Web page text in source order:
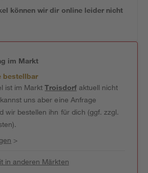
können wir dir online leider nicht
im Markt
bestellbar
ist im MarktTroisdorfaktuell nicht
uns aber eine Anfrage
wir bestellen ihn für dich (ggf. zzgl.
>
in anderen Märkten